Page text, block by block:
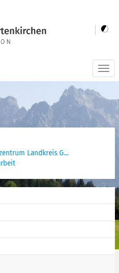
Landkreis G...